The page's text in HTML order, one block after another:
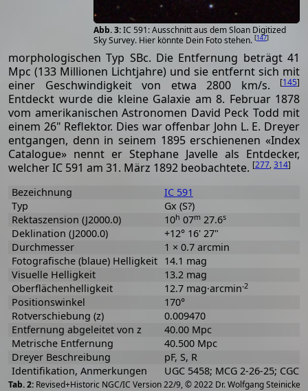
IC 591: Ausschnitt aus dem Sloan Digitized
Sky Survey. Hier könnte Dein Foto stehen. [147]
morphologischen Typ SBc. Die Entfernung beträgt 41
Mpc (133 Millionen Lichtjahre) und sie entfernt sich mit
einer Geschwindigkeit von etwa 2800 km/s.
[145]
Entdeckt wurde die kleine Galaxie am 8. Februar 1878
vom amerikanischen Astronomen David Peck Todd mit
einem 26" Reflektor. Dies war offenbar John L. E. Dreyer
entgangen, denn in seinem 1895 erschienenen «Index
Catalogue» nennt er Stephane Javelle als Entdecker,
welcher IC 591 am 31. März 1892 beobachtete. [277,314]
Revised+Historic NGC/IC Version 22/9, © 2022 Dr. Wolfgang Steinicke
Bezeichnung
IC 591
Typ
Gx (S?)
Rektaszension (J2000.0)
10h 07m27.6s
Deklination (J2000.0)
+12° 16' 27"
Durchmesser
1 × 0.7 arcmin
Fotografische (blaue) Helligkeit 14.1 mag
Visuelle Helligkeit
13.2 mag
Oberflächenhelligkeit
12.7 mag·arcmin-2
Positionswinkel
170°
Rotverschiebung (z)
0.009470
Entfernung abgeleitet von z
40.00 Mpc
Metrische Entfernung
40.500 Mpc
Dreyer Beschreibung
pF, S, R
Identifikation, Anmerkungen
UGC 5458; MCG 2-26-25;